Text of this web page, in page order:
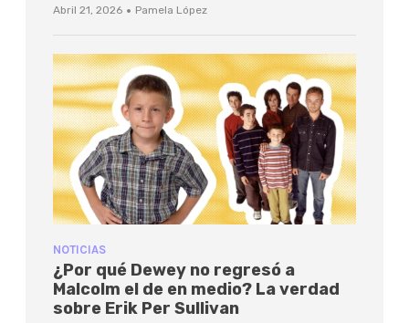
Abril 21, 2026 · Pamela López
NOTICIAS
¿Por qué Dewey no regresó a
Malcolm el de en medio? La verdad
sobre Erik Per Sullivan